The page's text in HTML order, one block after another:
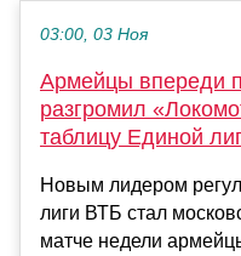
03:00, 03 Ноя
Армейцы впереди
разгромил
таблицу Единой
Новым лидером
лиги ВТБ стал
матче недели